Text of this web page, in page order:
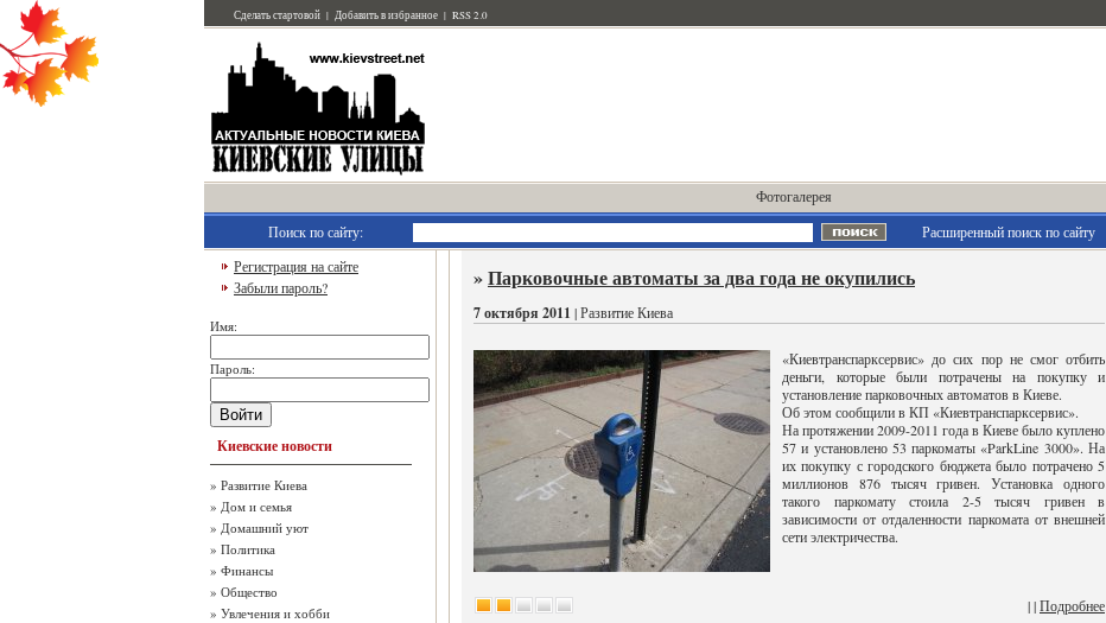
Сделать стартовой | Добавить в избранное | RSS 2.0
Фотогалерея
Поиск по сайту:
Расширенный поиск по сайту
Регистрация на сайте
Забыли пароль?
Имя:
Пароль:
Войти
Киевские новости
» Развитие Киева
» Дом и семья
» Домашний уют
» Политика
» Финансы
» Общество
» Увлечения и хобби
»Парковочные автоматы за два года не окупились
7 октября 2011 | Развитие Киева
«Киевтранспарксервис» до сих пор не смог отбить
деньги, которые были потрачены на покупку и
установление парковочных автоматов в Киеве.
Об этом сообщили в КП «Киевтранспарксервис».
На протяжении 2009-2011 года в Киеве было куплено
57 и установлено 53 паркоматы «ParkLine 3000». На
их покупку с городского бюджета было потрачено 5
миллионов 876 тысяч гривен. Установка одного
такого паркомату стоила 2-5 тысяч гривен в
зависимости от отдаленности паркомата от внешней
сети электричества.
| |Подробнее